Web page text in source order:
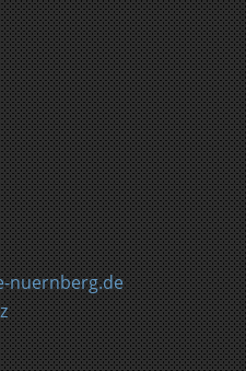
nuernberg.de